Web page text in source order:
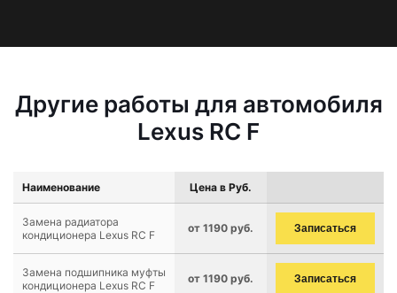
Другие работы для автомобиля
Lexus RC F
Наименование Цена в Руб.
Замена радиатора
кондиционера Lexus RC F
от 1190 руб. Записаться
Замена подшипника муфты
кондиционера Lexus RC F
от 1190 руб. Записаться